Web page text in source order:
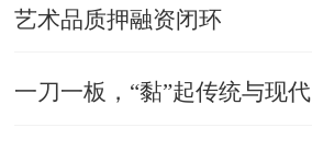
艺术品质押融资闭环
一刀一板，“黏”起传统与现代